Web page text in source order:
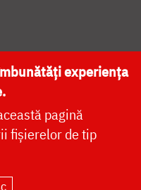
NAȚIONALĂ
experiența
pagină
fișierelor de tip